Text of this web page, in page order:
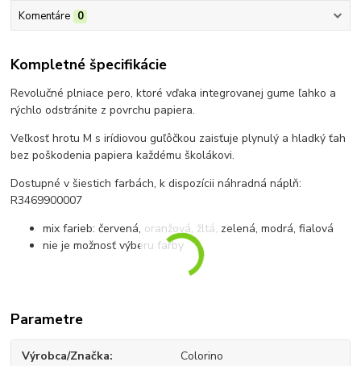
Komentáre 0
Kompletné špecifikácie
Revolučné plniace pero, ktoré vďaka integrovanej gume ľahko a
rýchlo odstránite z povrchu papiera.
Veľkosť hrotu M s irídiovou guľôčkou zaisťuje plynulý a hladký ťah
bez poškodenia papiera každému školákovi.
Dostupné v šiestich farbách, k dispozícii náhradná náplň:
R3469900007
mix farieb: červená, oranžová, žltá, zelená, modrá, fialová
nie je možnosť výberu farby
Parametre
Výrobca/Značka Colorino